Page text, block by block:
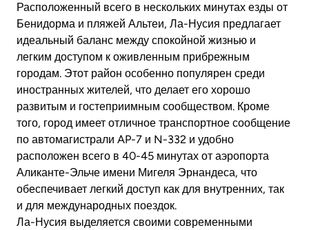
Расположенный всего в нескольких минутах езды от
Бенидорма и пляжей Альтеи, Ла-Нусия предлагает
идеальный баланс между спокойной жизнью и
легким доступом к оживленным прибрежным
городам. Этот район особенно популярен среди
иностранных жителей, что делает его хорошо
развитым и гостеприимным сообществом. Кроме
того, город имеет отличное транспортное сообщение
по автомагистрали AP-7 и N-332 и удобно
расположен всего в 40-45 минутах от аэропорта
Аликанте-Эльче имени Мигеля Эрнандеса, что
обеспечивает легкий доступ как для внутренних, так
и для международных поездок.
Ла-Нусия выделяется своими современными